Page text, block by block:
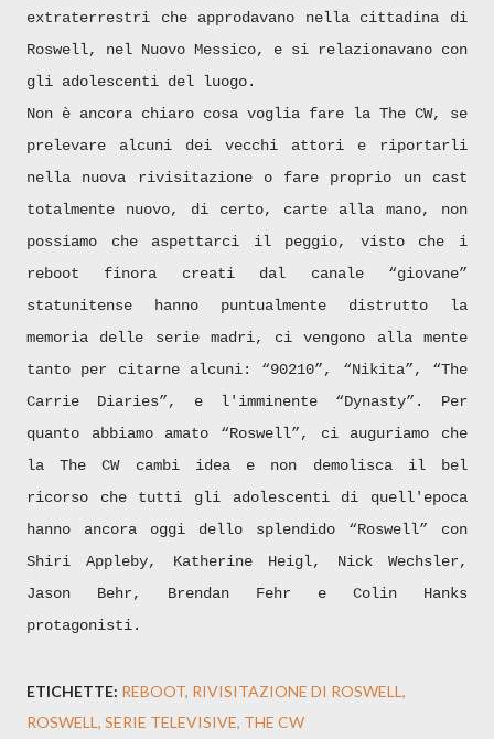
extraterrestri che approdavano nella cittadina di
Roswell, nel Nuovo Messico, e si relazionavano con
gli adolescenti del luogo.
Non è ancora chiaro cosa voglia fare la The CW, se
prelevare alcuni dei vecchi attori e riportarli
nella nuova rivisitazione o fare proprio un cast
totalmente nuovo, di certo, carte alla mano, non
possiamo che aspettarci il peggio, visto che i
reboot finora creati dal canale “giovane”
statunitense hanno puntualmente distrutto la
memoria delle serie madri, ci vengono alla mente
tanto per citarne alcuni: “90210”, “Nikita”, “The
Carrie Diaries”, e l'imminente “Dynasty”. Per
quanto abbiamo amato “Roswell”, ci auguriamo che
la The CW cambi idea e non demolisca il bel
ricorso che tutti gli adolescenti di quell'epoca
hanno ancora oggi dello splendido “Roswell” con
Shiri Appleby, Katherine Heigl, Nick Wechsler,
Jason Behr,
Brendan Fehr e Colin Hanks
protagonisti.
ETICHETTE: REBOOT RIVISITAZIONE DI ROSWELL
ROSWELL SERIE TELEVISIVE THE CW